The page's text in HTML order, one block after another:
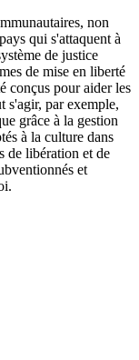
non
qui s'attaquent à
de justice
de mise en liberté
conçus pour aider les
s'agir, par exemple,
grâce à la gestion
à la culture dans
de libération et de
et